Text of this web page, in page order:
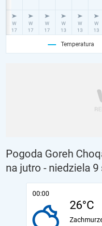
Temperatura
Pogoda Goreh
na jutro - niedziela 9
00:00
26°C